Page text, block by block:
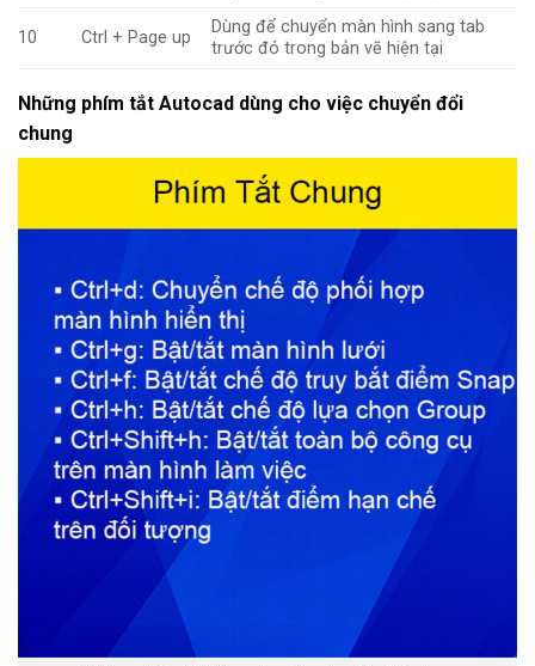
10 Ctrl + Page up
Dùng để chuyển màn hình sang tab
trước đó trong bản vẽ hiện tại
Những phím tắt Autocad dùng cho việc chuyển đổi
chung